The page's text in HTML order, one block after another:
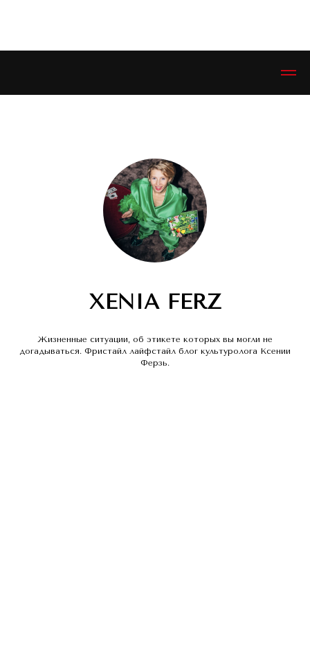
XENIA FERZ
Жизненные ситуации, об этикете которых вы могли не
догадываться. Фристайл лайфстайл блог культуролога Ксении
Ферзь.